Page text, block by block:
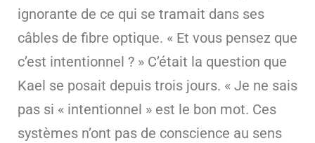
ignorante de ce qui se tramait dans ses
câbles de fibre optique. « Et vous pensez que
c’est intentionnel ? » C’était la question que
Kael se posait depuis trois jours. « Je ne sais
pas si « intentionnel » est le bon mot. Ces
systèmes n’ont pas de conscience au sens